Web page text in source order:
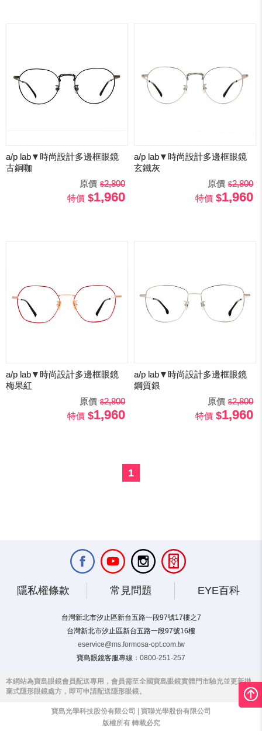
a/p lab▼時尚設計多邊框眼鏡
古銅咖
原價
2,800
特價
1,960
a/p lab▼時尚設計多邊框眼鏡
玄鐵灰
原價
2,800
特價
1,960
a/p lab▼時尚設計多邊框眼鏡
梅果紅
原價
2,800
特價
1,960
a/p lab▼時尚設計多邊框眼鏡
鋼質銀
原價
2,800
特價
1,960
1
隱私權條款 常見問題 EYE百科
台灣新北市汐止區新台五路一段97號17樓之7
台灣新北市汐止區新台五路一段97號16樓
eservice@ms.formosa-opt.com.tw
寶島眼鏡客服專線： 0800-251-257